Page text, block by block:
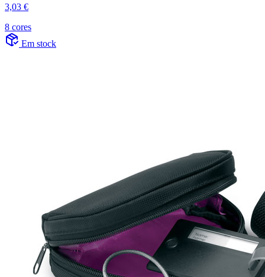
3,03 €
8 cores
Em stock